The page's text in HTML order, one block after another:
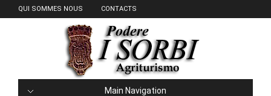
QUI SOMMES NOUS CONTACTS
Main Navigation